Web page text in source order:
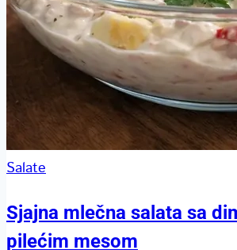
Salate
Sjajna mlečna salata sa
pilećim mesom